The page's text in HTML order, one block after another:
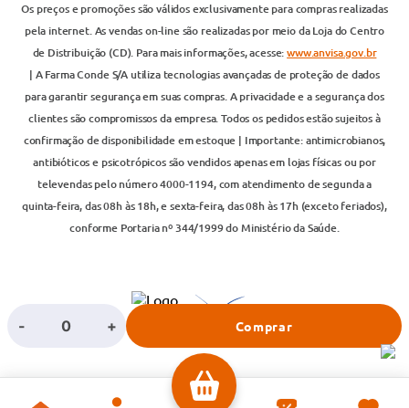
- + Comprar
Os preços e promoções são válidos exclusivamente para compras realizadas
pela internet. As vendas on-line são realizadas por meio da Loja do Centro
de Distribuição (CD). Para mais informações, acesse:www.anvisa.gov.br
| A Farma Conde S/A utiliza tecnologias avançadas de proteção de dados
para garantir segurança em suas compras. A privacidade e a segurança dos
clientes são compromissos da empresa. Todos os pedidos estão sujeitos à
confirmação de disponibilidade em estoque | Importante: antimicrobianos,
antibióticos e psicotrópicos são vendidos apenas em lojas físicas ou por
televendas pelo número 4000-1194, com atendimento de segunda a
quinta-feira, das 08h às 18h, e sexta-feira, das 08h às 17h (exceto feriados),
conforme Portaria nº 344/1999 do Ministério da Saúde.